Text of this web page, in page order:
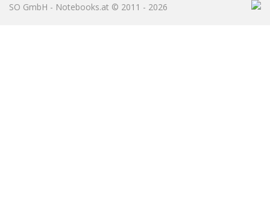
SO GmbH - Notebooks.at © 2011 - 2026